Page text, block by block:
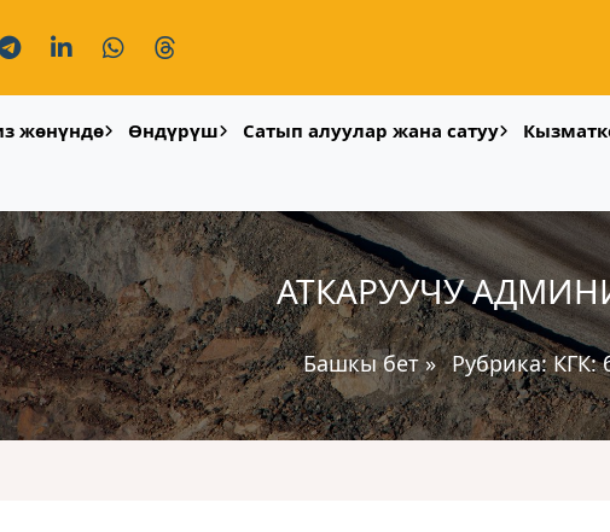
жөнүндө Өндүрүш Сатып алуулар жана сатуу
АТКАРУУЧУ
Башкы бет» Рубрика:КГК: